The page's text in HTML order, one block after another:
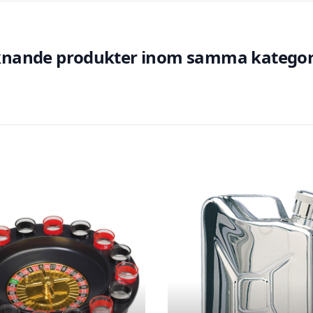
produkter inom samma